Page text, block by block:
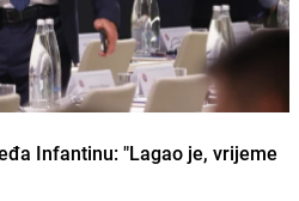
Infantinu: "Lagao je, vrijeme